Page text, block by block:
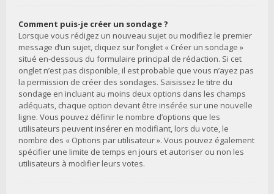
Comment puis-je créer un sondage ?
Lorsque vous rédigez un nouveau sujet ou modifiez le premier
message d’un sujet, cliquez sur l’onglet « Créer un sondage »
situé en-dessous du formulaire principal de rédaction. Si cet
onglet n’est pas disponible, il est probable que vous n’ayez pas
la permission de créer des sondages. Saisissez le titre du
sondage en incluant au moins deux options dans les champs
adéquats, chaque option devant être insérée sur une nouvelle
ligne. Vous pouvez définir le nombre d’options que les
utilisateurs peuvent insérer en modifiant, lors du vote, le
nombre des « Options par utilisateur ». Vous pouvez également
spécifier une limite de temps en jours et autoriser ou non les
utilisateurs à modifier leurs votes.